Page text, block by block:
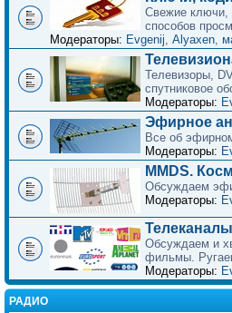
Свежие ключи,
способов
Модераторы: Evgenij Alyaxen
Телевизоры,
спутниковое
Модераторы:
Эфирное
Все об
Модераторы:
MMDS.
Обсуждаем
Модераторы:
Обсуждаем и
фильмы.
Модераторы:
РАДИО